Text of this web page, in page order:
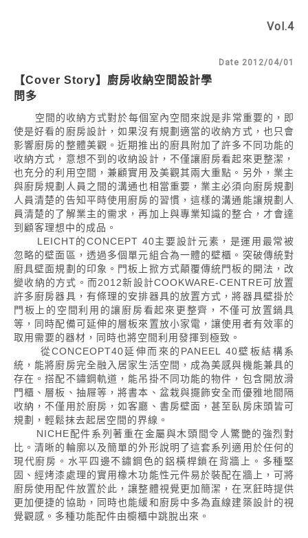
Vol.4
Date 2012/04/01
【Cover Story】廚房收納空間設計學
問多
空間的收納方式對於每個室內空間來說是非常重要的，即
使是好看的廚房設計，如果沒有規劃適當的收納方式，也只會
影響廚房的整體美觀。近期推出的廚具附加了許多不同功能的
收納方式，意想不到的收納設計，不僅讓廚房看起來更整潔，
也充分的利用空間，兼顧實用及美觀其兩大重點。另外，業主
與廚房規劃人員之間的溝通也相當重要，業主必須向廚房規劃
人員清楚的告知平時使用廚房的習慣，這樣的溝通能讓規劃人
員清楚的了解業主的需求，再加上與專業知識的整合，才會達
到顧客理想中的成品。
LEICHT的CONCEPT 40主要設計元素，是運用最常被
忽略的壁面區，透過多個單元組合為一體的壁櫃。突破傳統對
廚具壁面規劃的印象。門板上掀方式顛覆傳統門板的開法，改
變收納的方式。而2012新設計COOKWARE-CENTRE可放置
許多廚房器具，有條理的安排器具的放置方式，將器具壁掛於
門板上的空間利用的讓廚房看起來更整齊，不僅可放置鍋具
等，同時配備可延伸的層板來置放小家電，讓使用者有效率的
取用需要的器材，同時也將空間利用發揮到極致。
從CONCEOPT40延伸而來的PANEEL 40壁板結構系
統，能將廚房完全融入居家生活空間，成為美感與機能兼具的
存在。搭配不鏽鋼軌道，能吊掛不同功能的物件，包含開放滑
門櫃、層板、抽屜等，將書本、盆栽與擺飾安全而優雅地間隔
收納，不僅用於廚房，如客廳、書房壁面，甚至臥房床頭皆可
規劃，輕鬆抹去起居空間的界線。
NICHE配件系列著重在金屬與木頭間令人驚艷的強烈對
比。清晰的輪廓以及簡單的外形說明了這套系列適用於任何的
現代廚房。水平四邊不鏽鋼色的鋁橫桿鎖在背牆上。多種堅
固、經烤漆處理的實用橡木功能性元件易於裝配在牆上，可將
廚房使用配件放置於此，讓整體視覺更加簡潔，在烹飪時提供
更加便捷的協助，同時也能緩和廚房中多為直線建築設計的視
覺觀感。多種功能配件由櫥櫃中跳脫出來。